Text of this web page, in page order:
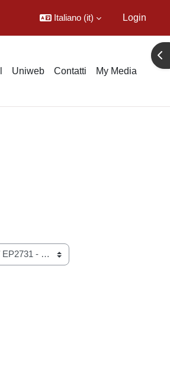
Italiano ‎(it)‎ Login
Uniweb Contatti My Media